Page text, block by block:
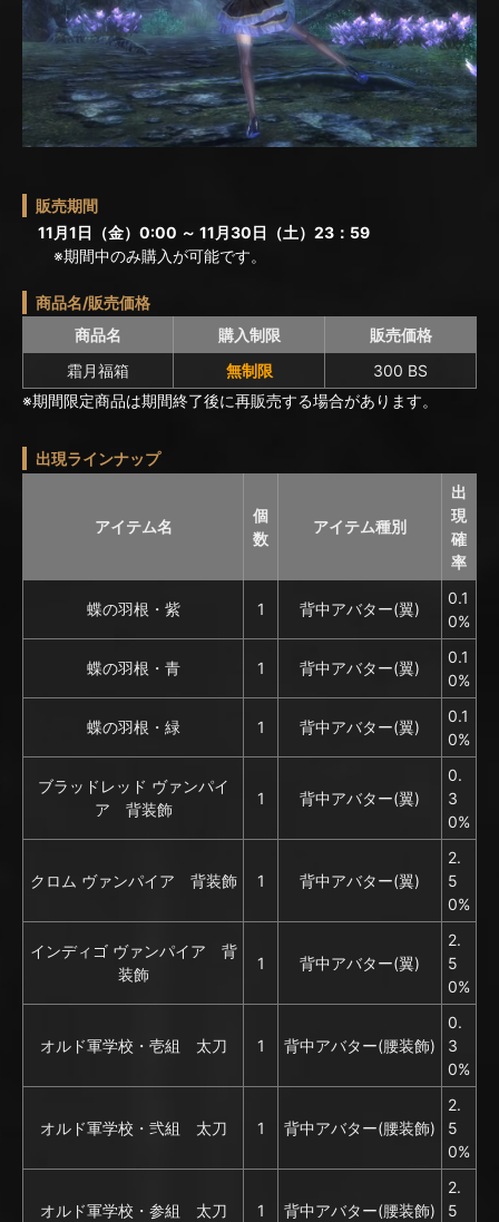
販売期間
11月1日（金）0:00 ～ 11月30日（土）23：59
※期間中のみ購入が可能です。
商品名/販売価格
商品名
購入制限
販売価格
霜月福箱
無制限
300 BS
※期間限定商品は期間終了後に再販売する場合があります。
出現ラインナップ
アイテム名
個
数
アイテム種別
出
現
確
率
蝶の羽根・紫 1 背中アバター(翼)
0.1
0%
蝶の羽根・青 1 背中アバター(翼)
0.1
0%
蝶の羽根・緑 1 背中アバター(翼)
0.1
0%
ブラッドレッド ヴァンパイ
ア 背装飾
1 背中アバター(翼)
0.
3
0%
クロム ヴァンパイア 背装飾 1 背中アバター(翼)
2.
5
0%
インディゴ ヴァンパイア 背
装飾
1 背中アバター(翼)
2.
5
0%
オルド軍学校・壱組 太刀 1 背中アバター(腰装飾)
0.
3
0%
オルド軍学校・弐組 太刀 1 背中アバター(腰装飾)
2.
5
0%
オルド軍学校・参組 太刀 1 背中アバター(腰装飾)
2.
5